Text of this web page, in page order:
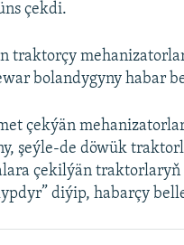
çekdi.
traktorçy
bolandygyny habar
çekýän
şeýle-de döwük
çekilýän traktorlaryň
diýip, habarçy